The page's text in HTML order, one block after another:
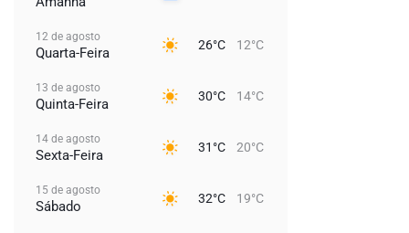
12 de agosto
Quarta-Feira 26°C 12°C
13 de agosto
Quinta-Feira 30°C 14°C
14 de agosto
Sexta-Feira 31°C 20°C
15 de agosto
Sábado 32°C 19°C